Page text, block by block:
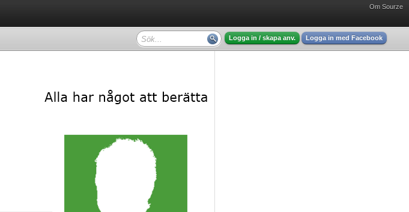
Om Sourze
Logga in / skapa anv. Logga in med Facebook